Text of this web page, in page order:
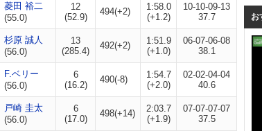
菱田 裕二
(55.0)
12
(52.9)
494(+2)
1:58.0
(+1.2)
10-10-09-13
37.7
杉原 誠人
(56.0)
13
(285.4)
492(+2)
1:51.9
(+1.0)
06-07-06-08
38.1
F.ベリー
(56.0)
6
(16.2)
490(-8)
1:54.7
(+2.0)
02-02-04-04
40.6
戸崎 圭太
(56.0)
6
(17.0)
498(+14)
2:03.7
(+1.9)
07-07-07-07
37.5
お